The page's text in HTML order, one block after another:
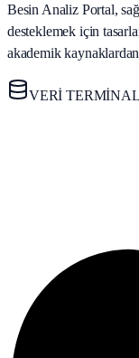
Besin Analiz Portal,
desteklemek için
akademik
VERİ